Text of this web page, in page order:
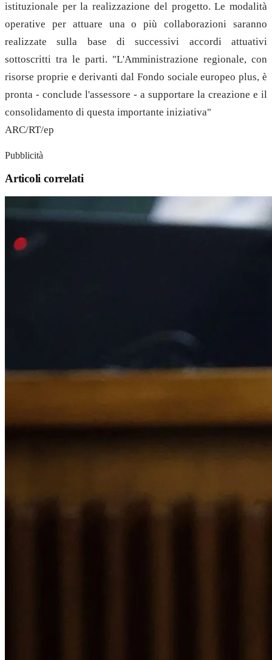
istituzionale per la realizzazione del progetto. Le modalità
operative per attuare una o più collaborazioni saranno
realizzate sulla base di successivi accordi attuativi
sottoscritti tra le parti. "L'Amministrazione regionale, con
risorse proprie e derivanti dal Fondo sociale europeo plus, è
pronta - conclude l'assessore - a supportare la creazione e il
consolidamento di questa importante iniziativa"
ARC/RT/ep
Pubblicità
Articoli correlati